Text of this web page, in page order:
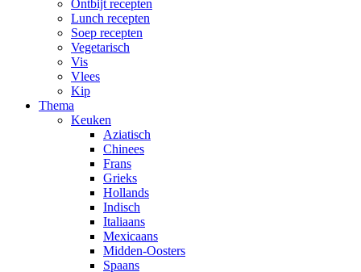
Ontbijt recepten
Lunch recepten
Soep recepten
Vegetarisch
Vis
Vlees
Kip
Thema
Keuken
Aziatisch
Chinees
Frans
Grieks
Hollands
Indisch
Italiaans
Mexicaans
Midden-Oosters
Spaans